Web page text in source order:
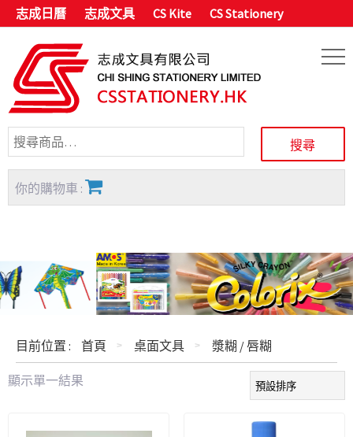
志成日曆 志成文具 CS Kite CS Stationery
你的購物車 :
目前位置 : 首頁 桌面文具 漿糊 / 唇糊
顯示單一結果